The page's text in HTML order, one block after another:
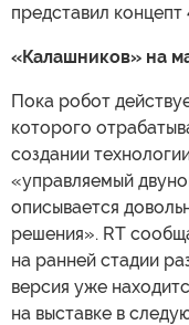
представил
«Калашников» на
Пока робот
которого
создании
«управляемый
описывается
решения». RT
на ранней стадии
версия уже
на выставке в